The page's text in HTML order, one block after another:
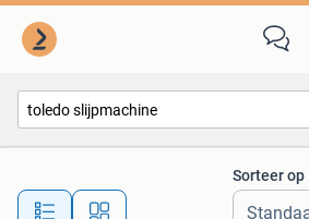
Alle afstanden…
Sorteer op